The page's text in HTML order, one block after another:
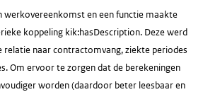
werkovereenkomst en een functie maakte
koppeling kik:hasDescription. Deze werd
naar contractomvang, ziekte periodes
Om ervoor te zorgen dat de berekeningen
worden (daardoor beter leesbaar en